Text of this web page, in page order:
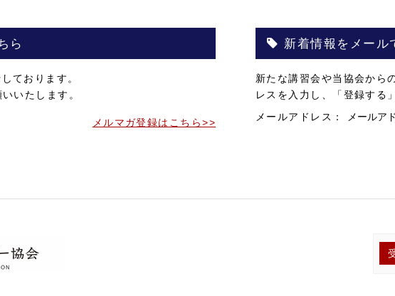
ら
ております。
いたします。
メルマガ登録はこちら>>
新着情報をメール
新たな講習会や当協会から
レスを入力し、「登録する
メールアドレス：